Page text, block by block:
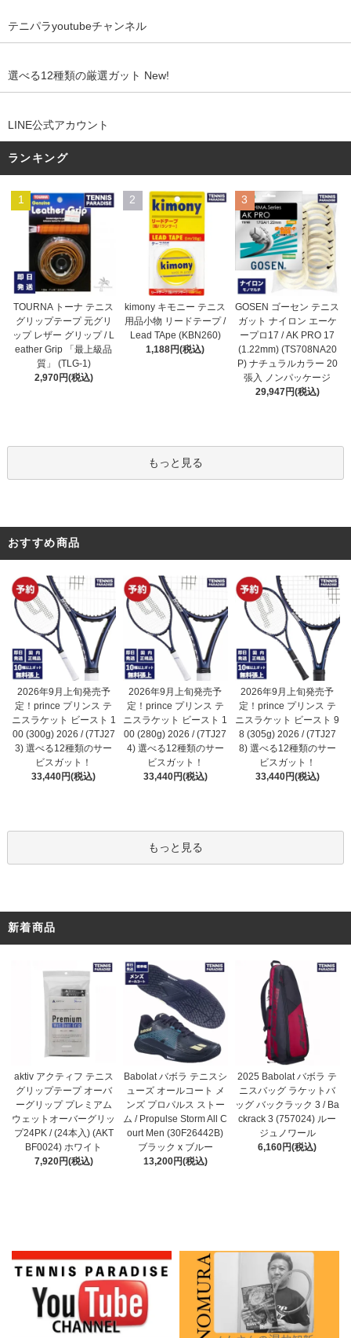
テニパラyoutubeチャンネル
選べる12種類の厳選ガット New!
LINE公式アカウント
ランキング
1
TOURNA トーナ テニス
グリップテープ 元グリ
ップ レザー グリップ / L
eather Grip 「最上級品
質」 (TLG-1)
2,970円(税込)
2
kimony キモニー テニス
用品小物 リードテープ /
Lead TApe (KBN260)
1,188円(税込)
3
GOSEN ゴーセン テニス
ガット ナイロン エーケ
ープロ17 / AK PRO 17
(1.22mm) (TS708NA20
P) ナチュラルカラー 20
張入 ノンパッケージ
29,947円(税込)
もっと見る
おすすめ商品
2026年9月上旬発売予
定！prince プリンス テ
ニスラケット ビースト 1
00 (300g) 2026 / (7TJ27
3) 選べる12種類のサー
ビスガット！
33,440円(税込)
2026年9月上旬発売予
定！prince プリンス テ
ニスラケット ビースト 1
00 (280g) 2026 / (7TJ27
4) 選べる12種類のサー
ビスガット！
33,440円(税込)
2026年9月上旬発売予
定！prince プリンス テ
ニスラケット ビースト 9
8 (305g) 2026 / (7TJ27
8) 選べる12種類のサー
ビスガット！
33,440円(税込)
もっと見る
新着商品
aktiv アクティフ テニス
グリップテープ オーバ
ーグリップ プレミアム
ウェットオーバーグリッ
プ24PK / (24本入) (AKT
BF0024) ホワイト
7,920円(税込)
Babolat バボラ テニスシ
ューズ オールコート メ
ンズ プロパルス ストー
ム / Propulse Storm All C
ourt Men (30F26442B)
ブラック x ブルー
13,200円(税込)
2025 Babolat バボラ テ
ニスバッグ ラケットバ
ッグ バックラック 3 / Ba
ckrack 3 (757024) ルー
ジュノワール
6,160円(税込)